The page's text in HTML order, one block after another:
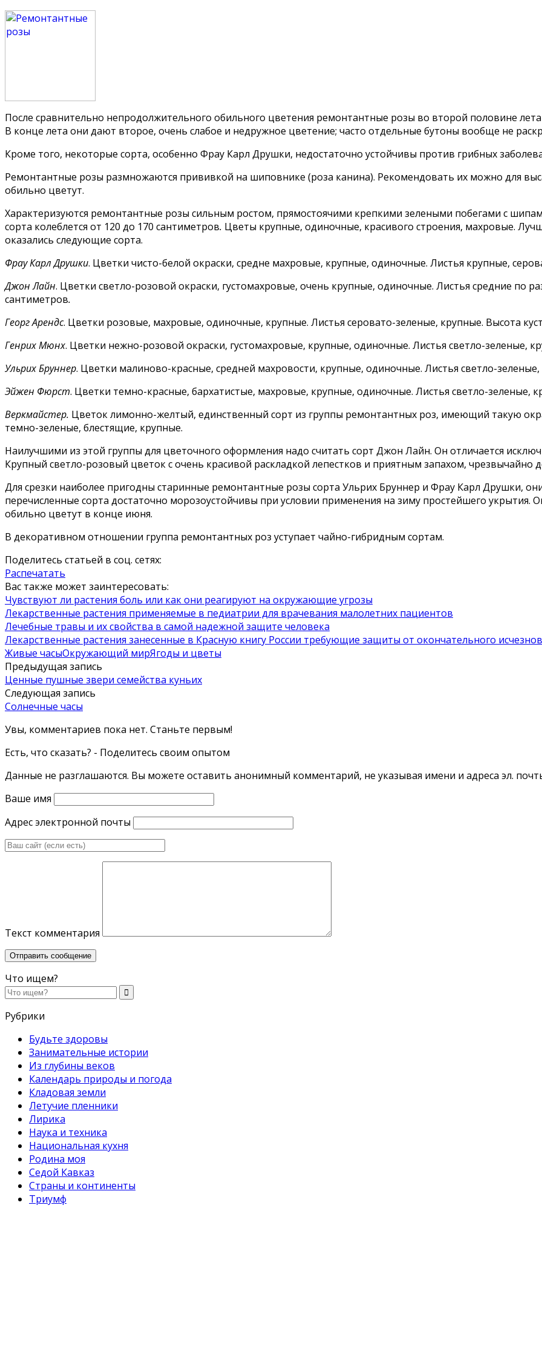
После сравнительно непродолжительного обильного цветения ремонтантные розы во второй половине
В конце лета они дают второе, очень слабое и недружное цветение; часто отдельные бутоны вообще не
Кроме того, некоторые сорта, особенно Фрау Карл Друшки, недостаточно устойчивы против грибных
Ремонтантные розы размножаются прививкой на шиповнике (роза канина). Рекомендовать их можно для
обильно цветут.
Характеризуются ремонтантные розы сильным ростом, прямостоячими крепкими зелеными побегами с
сорта колеблется от 120 до 170 сантиметров. Цветы крупные, одиночные, красивого строения, махровые.
оказались следующие сорта.
Фрау Карл Друшки. Цветки чисто-белой окраски, средне махровые, крупные, одиночные. Листья крупные,
Джон Лайн. Цветки светло-розовой окраски, густомахровые, очень крупные, одиночные. Листья средние по
сантиметров.
Георг Арендс. Цветки розовые, махровые, одиночные, крупные. Листья серовато-зеленые, крупные. Высота
Генрих Мюнх. Цветки нежно-розовой окраски, густомахровые, крупные, одиночные. Листья светло-зеленые,
Ульрих Бруннер. Цветки малиново-красные, средней махровости, крупные, одиночные. Листья светло-
Эйжен Фюрст. Цветки темно-красные, бархатистые, махровые, крупные, одиночные. Листья светло-зеленые,
Веркмайстер. Цветок лимонно-желтый, единственный сорт из группы ремонтантных роз, имеющий такую
темно-зеленые, блестящие, крупные.
Наилучшими из этой группы для цветочного оформления надо считать сорт Джон Лайн. Он отличается
Крупный светло-розовый цветок с очень красивой раскладкой лепестков и приятным запахом, чрезвычайно
Для срезки наиболее пригодны старинные ремонтантные розы сорта Ульрих Бруннер и Фрау Карл Друшки,
перечисленные сорта достаточно морозоустойчивы при условии применения на зиму простейшего
обильно цветут в конце июня.
В декоративном отношении группа ремонтантных роз уступает чайно-гибридным сортам.
Поделитесь статьей в соц. сетях:
Распечатать
Вас также может заинтересовать:
Чувствуют ли растения боль или как они реагируют на окружающие угрозы
Лекарственные растения применяемые в педиатрии для врачевания малолетних пациентов
Лечебные травы и их свойства в самой надежной защите человека
Лекарственные растения занесенные в Красную книгу России требующие защиты от окончательного
Живые часыОкружающий мирЯгоды и цветы
Предыдущая запись
Ценные пушные звери семейства куньих
Следующая запись
Солнечные часы
Увы, комментариев пока нет. Станьте первым!
Есть, что сказать? - Поделитесь своим опытом
Данные не разглашаются. Вы можете оставить анонимный комментарий, не указывая имени и адреса эл.
Ваше имя
Адрес электронной почты
Текст комментария
Что ищем?
Рубрики
Будьте здоровы
Занимательные истории
Из глубины веков
Календарь природы и погода
Кладовая земли
Летучие пленники
Лирика
Наука и техника
Национальная кухня
Родина моя
Седой Кавказ
Страны и континенты
Триумф